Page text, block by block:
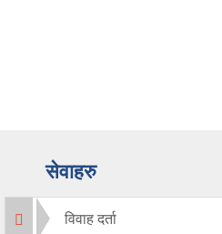
सेवाहरु
विवाह दर्ता